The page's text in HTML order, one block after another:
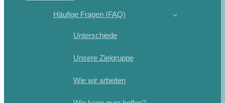
Häufige Fragen (FAQ)
Unterschiede
Unsere Zielgruppe
Wie wir arbeiten